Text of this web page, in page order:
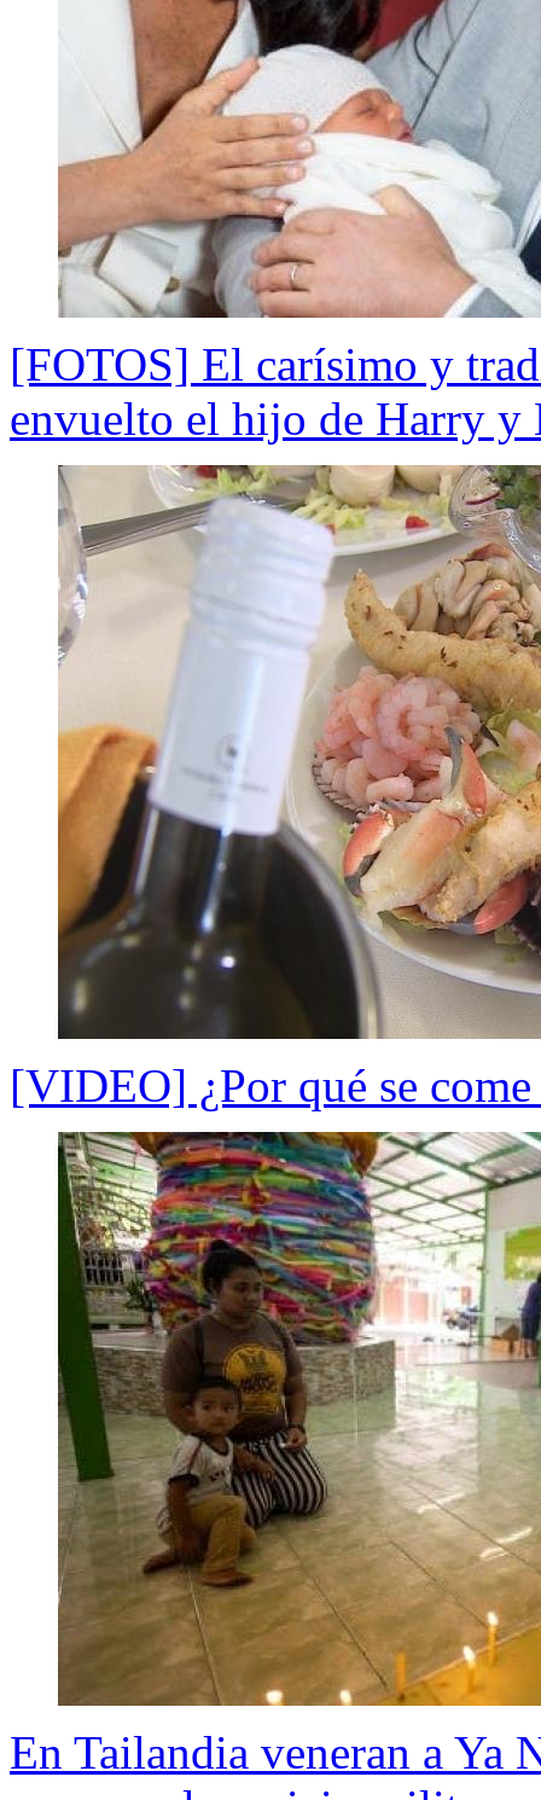
[FOTOS] El carísimo y
envuelto el hijo de Harry y
[VIDEO] ¿Por qué se come
En Tailandia veneran a Ya